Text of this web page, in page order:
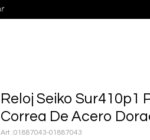
Reloj Seiko Sur410p1
Correa De Acero
01887043-01887043